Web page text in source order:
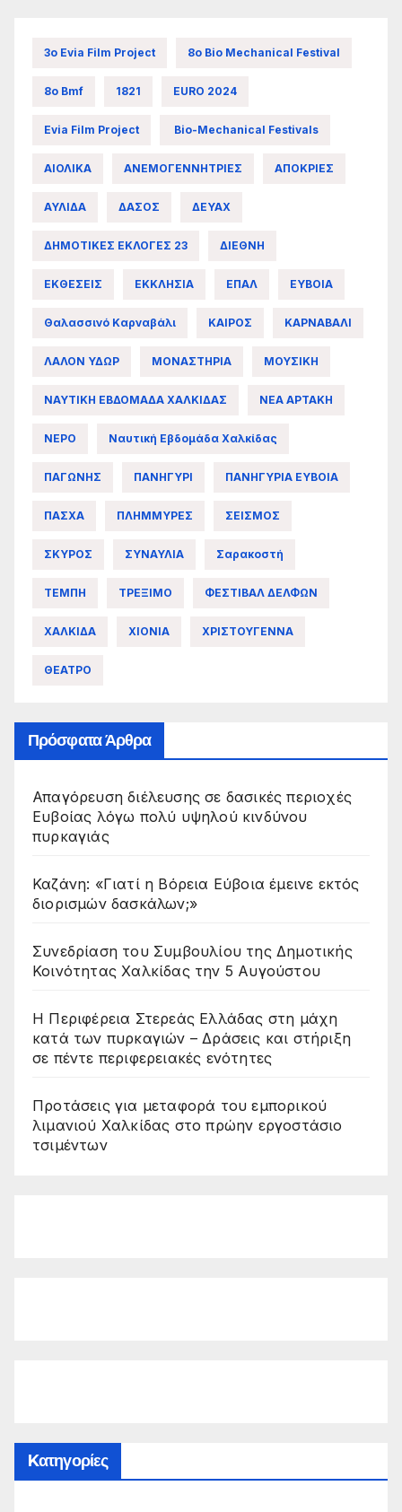
3ο Evia Film Project 8ο Bio Mechanical Festival
8ο Bmf 1821 EURO 2024
Evia Film Project Bio-Mechanical Festivals
ΑΙΟΛΙΚΑ ΑΝΕΜΟΓΕΝΝΗΤΡΙΕΣ ΑΠΟΚΡΙΕΣ
ΑΥΛΙΔΑ ΔΑΣΟΣ ΔΕΥΑΧ
ΔΗΜΟΤΙΚΕΣ ΕΚΛΟΓΕΣ 23 ΔΙΕΘΝΗ
ΕΚΘΕΣΕΙΣ ΕΚΚΛΗΣΙΑ ΕΠΑΛ ΕΥΒΟΙΑ
Θαλασσινό Καρναβάλι ΚΑΙΡΟΣ ΚΑΡΝΑΒΑΛΙ
ΛΑΛΟΝ ΥΔΩΡ ΜΟΝΑΣΤΗΡΙΑ ΜΟΥΣΙΚΗ
ΝΑΥΤΙΚΗ ΕΒΔΟΜΑΔΑ ΧΑΛΚΙΔΑΣ ΝΕΑ ΑΡΤΑΚΗ
ΝΕΡΟ Ναυτική Εβδομάδα Χαλκίδας
ΠΑΓΩΝΗΣ ΠΑΝΗΓΥΡΙ ΠΑΝΗΓΥΡΙΑ ΕΥΒΟΙΑ
ΠΑΣΧΑ ΠΛΗΜΜΥΡΕΣ ΣΕΙΣΜΟΣ
ΣΚΥΡΟΣ ΣΥΝΑΥΛΙΑ Σαρακοστή
ΤΕΜΠΗ ΤΡΕΞΙΜΟ ΦΕΣΤΙΒΑΛ ΔΕΛΦΩΝ
ΧΑΛΚΙΔΑ ΧΙΟΝΙΑ ΧΡΙΣΤΟΥΓΕΝΝΑ
ΘΕΑΤΡΟ
Πρόσφατα Άρθρα
Απαγόρευση διέλευσης σε δασικές περιοχές
Ευβοίας λόγω πολύ υψηλού κινδύνου
πυρκαγιάς
Καζάνη: «Γιατί η Βόρεια Εύβοια έμεινε εκτός
διορισμών δασκάλων;»
Συνεδρίαση του Συμβουλίου της Δημοτικής
Κοινότητας Χαλκίδας την 5 Αυγούστου
Η Περιφέρεια Στερεάς Ελλάδας στη μάχη
κατά των πυρκαγιών – Δράσεις και στήριξη
σε πέντε περιφερειακές ενότητες
Προτάσεις για μεταφορά του εμπορικού
λιμανιού Χαλκίδας στο πρώην εργοστάσιο
τσιμέντων
Kατηγορίες